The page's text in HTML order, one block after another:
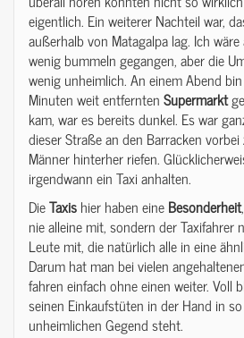
eigentlich. Ein weiterer Nachteil war,
außerhalb von Matagalpa lag. Ich
wenig bummeln gegangen, aber die
wenig unheimlich. An einem Abend
Minuten weit entferntenSupermarkt
kam, war es bereits dunkel. Es war
dieser Straße an den Barracken
Männer hinterher riefen.
irgendwann ein Taxi anhalten.
DieTaxishier haben eineBesonderheit
nie alleine mit, sondern der
Leute mit, die natürlich alle in eine
Darum hat man bei vielen
fahren einfach ohne einen weiter. Voll
seinen Einkaufstüten in der Hand in
unheimlichen Gegend steht.